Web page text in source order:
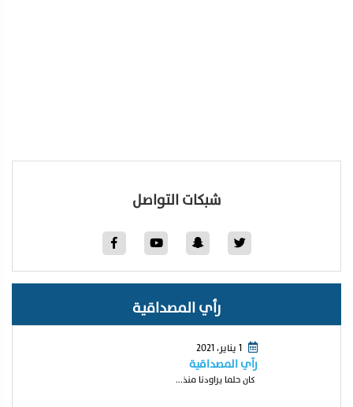
شبكات التواصل
رأي المصداقية
1 يناير، 2021
رآي المصداقية
كان حلما يراودنا منذ...